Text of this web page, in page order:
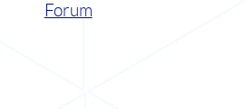
Forum